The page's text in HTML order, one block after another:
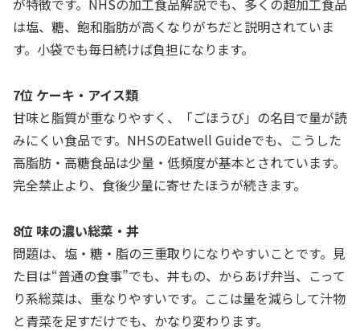
が特徴です。NHSの加工食品解説でも、多くの超加工食品
は塩、糖、飽和脂肪が高くなりがちだと説明されていま
す。小袋でも毎日続けば負担になります。
7位 ケーキ・アイス類
甘味と脂質が重なりやすく、「ごほうび」の名目で量が読
みにくい食品です。NHSのEatwell Guideでも、こうした
高脂肪・高糖食品は少量・低頻度が基本とされています。
完全禁止より、食後少量に寄せたほうが続きます。
8位 味の濃い総菜・丼
問題は、塩・糖・脂の三重取りになりやすいことです。見
た目は“普通の食事”でも、丼もの、からあげ弁当、こって
り系総菜は、重なりやすいです。ここは量を減らして汁物
と青菜を足すだけでも、かなり変わります。